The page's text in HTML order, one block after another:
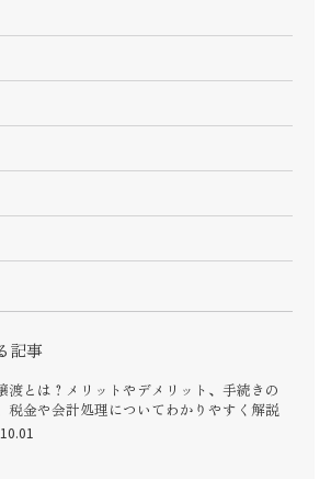
記事
渡とは？メリットやデメリット、手続きの
税金や会計処理についてわかりやすく解説